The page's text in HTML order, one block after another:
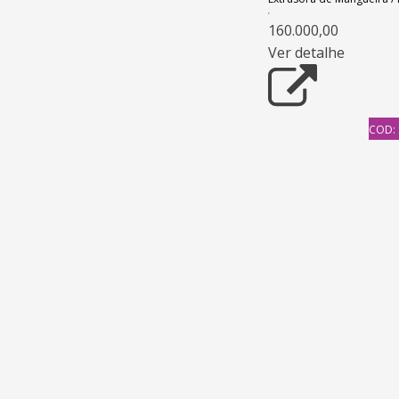
160.000,00
Ver detalhe
COD: